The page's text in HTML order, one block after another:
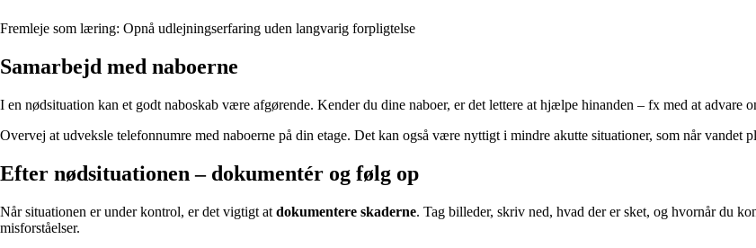
Fremleje som læring: Opnå udlejningserfaring uden langvarig forpligtelse
Samarbejd med naboerne
I en nødsituation kan et godt naboskab være afgørende. Kender du dine naboer, er det lettere at hjælpe hinanden – fx med at
Overvej at udveksle telefonnumre med naboerne på din etage. Det kan også være nyttigt i mindre akutte situationer, som når vandet
Efter nødsituationen – dokumentér og følg op
Når situationen er under kontrol, er det vigtigt at dokumentere skaderne. Tag billeder, skriv ned, hvad der er sket, og hvornår du
misforståelser.